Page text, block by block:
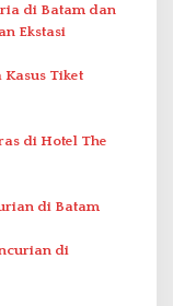
di Batam dan
Ekstasi
Kasus Tiket
di Hotel The
di Batam
di